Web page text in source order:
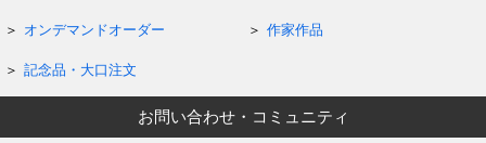
オンデマンドオーダー 作家作品
記念品・大口注文
お問い合わせ・コミュニティ